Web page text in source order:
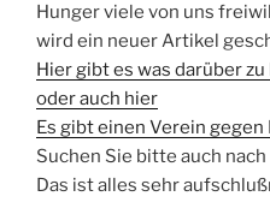
Hunger viele von uns
wird ein neuer Artikel
Hier gibt es was darüber zu
oder auch hier
Es gibt einen Verein gegen
Suchen Sie bitte auch
Das ist alles sehr